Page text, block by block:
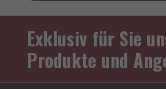
Exklusiv für Sie
Produkte und